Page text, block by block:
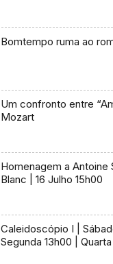
Bomtempo ruma ao
Um confronto entre
Mozart
Homenagem a Antoine
Blanc | 16 Julho 15h00
Caleidoscópio I |
Segunda 13h00 |